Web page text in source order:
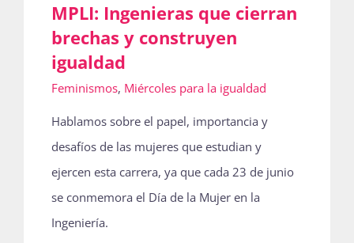
MPLI: Ingenieras que cierran
brechas y construyen
igualdad
Feminismos, Miércoles para la igualdad
Hablamos sobre el papel, importancia y
desafíos de las mujeres que estudian y
ejercen esta carrera, ya que cada 23 de junio
se conmemora el Día de la Mujer en la
Ingeniería.